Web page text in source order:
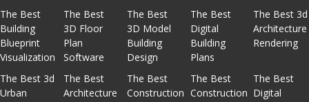
The Best
Building
Blueprint
Visualization
The Best
3D Floor
Plan
Software
The Best
3D Model
Building
Design
The Best
Digital
Building
Plans
The Best 3d
Architecture
Rendering
The Best 3d
Urban
The Best
Architecture
The Best
Construction
The Best
Construction
The Best
Digital